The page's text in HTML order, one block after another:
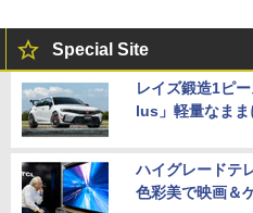
Special Site
レイズ鍛造1ピ
lus」軽量なまま
ハイグレードテ
色彩美で映画＆